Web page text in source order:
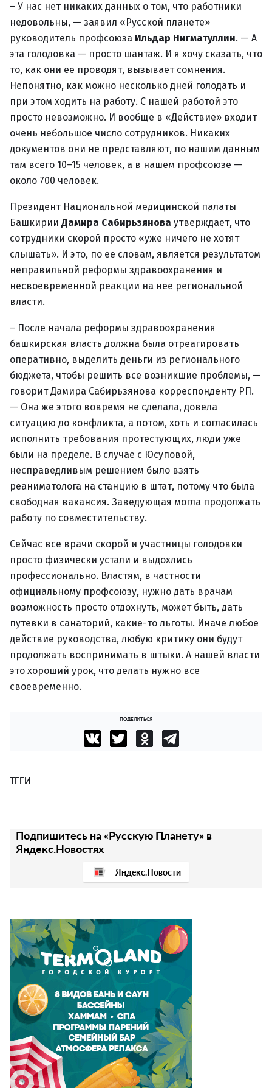
– У нас нет никаких данных о том, что работники
недовольны, — заявил «Русской планете»
руководитель профсоюза Ильдар Нигматуллин. — А
эта голодовка — просто шантаж. И я хочу сказать, что
то, как они ее проводят, вызывает сомнения.
Непонятно, как можно несколько дней голодать и
при этом ходить на работу. С нашей работой это
просто невозможно. И вообще в «Действие» входит
очень небольшое число сотрудников. Никаких
документов они не представляют, по нашим данным
там всего 10–15 человек, а в нашем профсоюзе —
около 700 человек.
Президент Национальной медицинской палаты
Башкирии Дамира Сабирьзянова утверждает, что
сотрудники скорой просто «уже ничего не хотят
слышать». И это, по ее словам, является результатом
неправильной реформы здравоохранения и
несвоевременной реакции на нее региональной
власти.
– После начала реформы здравоохранения
башкирская власть должна была отреагировать
оперативно, выделить деньги из регионального
бюджета, чтобы решить все возникшие проблемы, —
говорит Дамира Сабирьзянова корреспонденту РП.
— Она же этого вовремя не сделала, довела
ситуацию до конфликта, а потом, хоть и согласилась
исполнить требования протестующих, люди уже
были на пределе. В случае с Юсуповой,
несправедливым решением было взять
реаниматолога на станцию в штат, потому что была
свободная вакансия. Заведующая могла продолжать
работу по совместительству.
Сейчас все врачи скорой и участницы голодовки
просто физически устали и выдохлись
профессионально. Властям, в частности
официальному профсоюзу, нужно дать врачам
возможность просто отдохнуть, может быть, дать
путевки в санаторий, какие-то льготы. Иначе любое
действие руководства, любую критику они будут
продолжать воспринимать в штыки. А нашей власти
это хороший урок, что делать нужно все
своевременно.
ПОДЕЛИТЬСЯ
ТЕГИ
Подпишитесь на «Русскую Планету» в
Яндекс.Новостях
Яндекс.Новости